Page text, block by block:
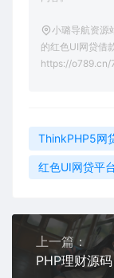
小璐导航资源
的红色UI网贷借
https://o789.cn/
ThinkPHP5网
红色UI网贷平
上一篇：